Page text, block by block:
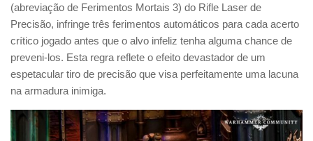
(abreviação de Ferimentos Mortais 3) do Rifle Laser de
Precisão, infringe três ferimentos automáticos para cada acerto
crítico jogado antes que o alvo infeliz tenha alguma chance de
preveni-los. Esta regra reflete o efeito devastador de um
espetacular tiro de precisão que visa perfeitamente uma lacuna
na armadura inimiga.